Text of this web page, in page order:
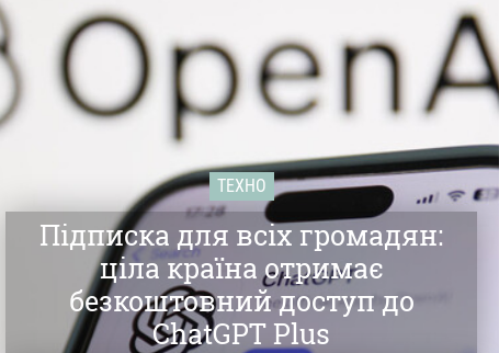
ТЕХНО
Підписка для всіх громадян:
ціла країна отримає
безкоштовний доступ до
ChatGPT Plus